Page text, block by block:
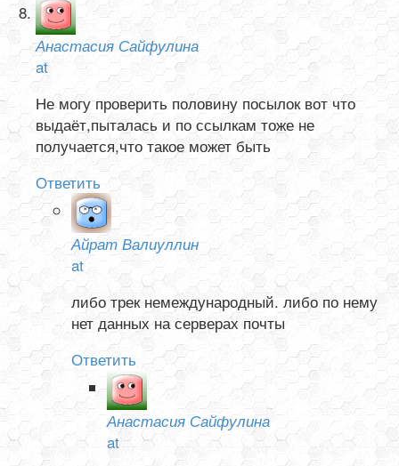
Анастасия Сайфулина
at
Не могу проверить половину посылок вот что
выдаёт,пыталась и по ссылкам тоже не
получается,что такое может быть
Ответить
Айрат Валиуллин
at
либо трек немеждународный. либо по нему
нет данных на серверах почты
Ответить
Анастасия Сайфулина
at